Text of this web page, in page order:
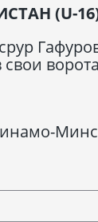
(U-16)
свои